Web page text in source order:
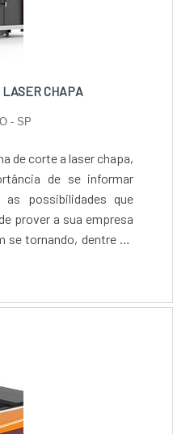
LASER CHAPA
- SP
de corte a laser chapa,
de se informar
as possibilidades que
prover a sua empresa
se tornando, dentre os
eficiente e versátil
no mercado.Se o
corte para